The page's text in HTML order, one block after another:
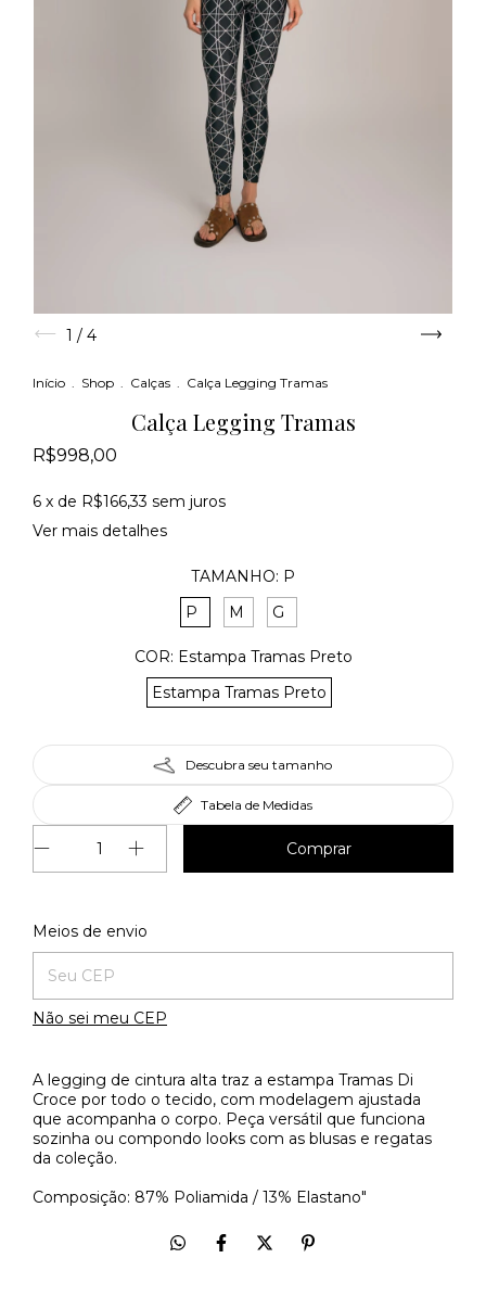
1 / 4
Início . Shop . Calças . Calça Legging Tramas
Calça Legging Tramas
R$998,00
6 x de R$166,33 sem juros
Ver mais detalhes
TAMANHO: P
P
M G
COR: Estampa Tramas Preto
Estampa Tramas Preto
Descubra seu tamanho
Tabela de Medidas
Entregas para o CEP:
Meios de envio
Não sei meu CEP
A legging de cintura alta traz a estampa Tramas Di
Croce por todo o tecido, com modelagem ajustada
que acompanha o corpo. Peça versátil que funciona
sozinha ou compondo looks com as blusas e regatas
da coleção.
Composição: 87% Poliamida / 13% Elastano"